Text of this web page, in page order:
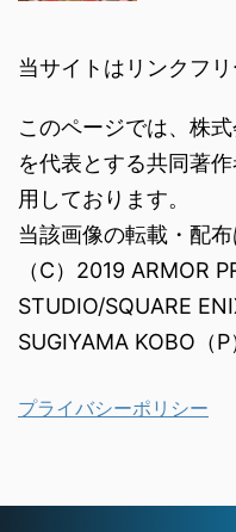
当サイトはリンクフ
このページでは、株
を代表とする共同著
用しております。
当該画像の転載・配布
（C）2019 ARMOR
STUDIO/SQUARE
SUGIYAMA KOBO（
プライバシーポリシー